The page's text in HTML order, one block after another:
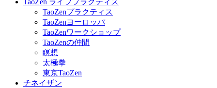
TaoZen ライフプラクティス
TaoZenプラクティス
TaoZenヨーロッパ
TaoZenワークショップ
TaoZenの仲間
瞑想
太極拳
東京TaoZen
チネイザン